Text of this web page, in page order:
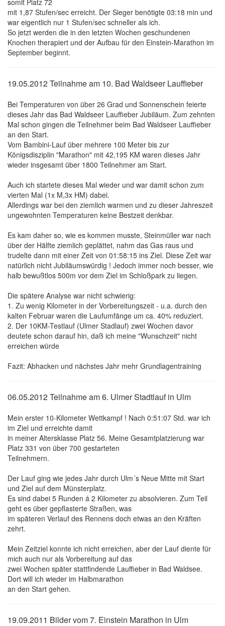
somit Platz 72
mit 1,87 Stufen/sec erreicht. Der Sieger benötigte 03:18 min und
war eigentlich nur 1 Stufen/sec schneller als ich.
So jetzt werden die in den letzten Wochen geschundenen
Knochen therapiert und der Aufbau für den Einstein-Marathon im
September beginnt.
19.05.2012 Teilnahme am 10. Bad Waldseer Lauffieber
Bei Temperaturen von über 26 Grad und Sonnenschein feierte
dieses Jahr das Bad Waldseer Lauffieber Jubiläum. Zum zehnten
Mal schon gingen die Teilnehmer beim Bad Waldseer Lauffieber
an den Start.
Vom Bambini-Lauf über mehrere 100 Meter bis zur
Königsdisziplin "Marathon" mit 42,195 KM waren dieses Jahr
wieder insgesamt über 1800 Teilnehmer am Start.
Auch ich startete dieses Mal wieder und war damit schon zum
vierten Mal (1x M,3x HM) dabei.
Allerdings war bei den ziemlich warmen und zu dieser Jahreszeit
ungewohnten Temperaturen keine Bestzeit denkbar.
Es kam daher so, wie es kommen musste, Steinmüller war nach
über der Hälfte ziemlich geplättet, nahm das Gas raus und
trudelte dann mit einer Zeit von 01:58:15 ins Ziel. Diese Zeit war
natürlich nicht Jubiläumswürdig ! Jedoch immer noch besser, wie
halb bewußtlos 500m vor dem Ziel im Schloßpark zu liegen.
Die spätere Analyse war nicht schwierig:
1. Zu wenig Kilometer in der Vorbereitungszeit - u.a. durch den
kalten Februar waren die Laufumfänge um ca. 40% reduziert.
2. Der 10KM-Testlauf (Ulmer Stadlauf) zwei Wochen davor
deutete schon darauf hin, daß ich meine "Wunschzeit" nicht
erreichen würde
Fazit: Abhacken und nächstes Jahr mehr Grundlagentraining
06.05.2012 Teilnahme am 6. Ulmer Stadtlauf in Ulm
Mein erster 10-Kilometer Wettkampf ! Nach 0:51:07 Std. war ich
im Ziel und erreichte damit
in meiner Altersklasse Platz 56. Meine Gesamtplatzierung war
Platz 331 von über 700 gestarteten
Teilnehmern.
Der Lauf ging wie jedes Jahr durch Ulm´s Neue Mitte mit Start
und Ziel auf dem Münsterplatz.
Es sind dabei 5 Runden á 2 Kilometer zu absolvieren. Zum Teil
geht es über gepflasterte Straßen, was
im späteren Verlauf des Rennens doch etwas an den Kräften
zehrt.
Mein Zeitziel konnte ich nicht erreichen, aber der Lauf diente für
mich auch nur als Vorbereitung auf das
zwei Wochen später stattfindende Lauffieber in Bad Waldsee.
Dort will ich wieder im Halbmarathon
an den Start gehen.
19.09.2011 Bilder vom 7. Einstein Marathon in Ulm